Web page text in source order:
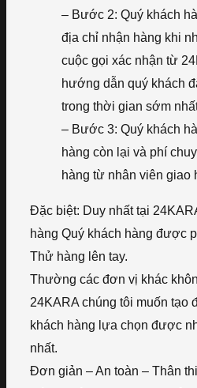
– Bước 2: Quý khách
địa chỉ nhận hàng khi
cuộc gọi xác nhận từ
hướng dẫn quý khách
trong thời gian sớm
– Bước 3: Quý khách
hàng còn lại và phí
hàng từ nhân viên giao
Đặc biệt: Duy nhất tại
hàng Quý khách hàng được
Thử hàng lên tay.
Thường các đơn vị khác
24KARA chúng tôi muốn tạo
khách hàng lựa chọn được
nhất.
Đơn giản – An toàn – Thân